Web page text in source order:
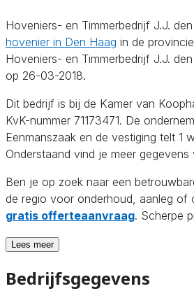
Hoveniers- en Timmerbedrijf J.J.
hovenier in Den Haag in de provincie
Hoveniers- en Timmerbedrijf J.J.
op 26-03-2018.
Dit bedrijf is bij de Kamer van
KvK-nummer 71173471. De
Eenmanszaak en de vestiging telt 1
Onderstaand vind je meer gegevens
Ben je op zoek naar een
de regio voor onderhoud, aanleg of
gratis offerteaanvraag. Scherpe
Lees meer
Bedrijfsgegevens